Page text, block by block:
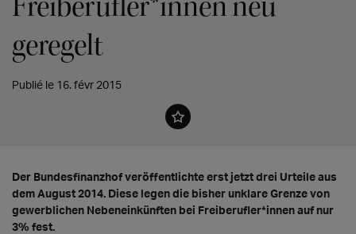
geregelt
Publié le 16. févr 2015
Der Bundesfinanzhof veröffentlichte erst jetzt drei Urteile aus
dem August 2014. Diese legen die bisher unklare Grenze von
gewerblichen Nebeneinkünften bei Freiberufler*innen auf nur
3% fest.